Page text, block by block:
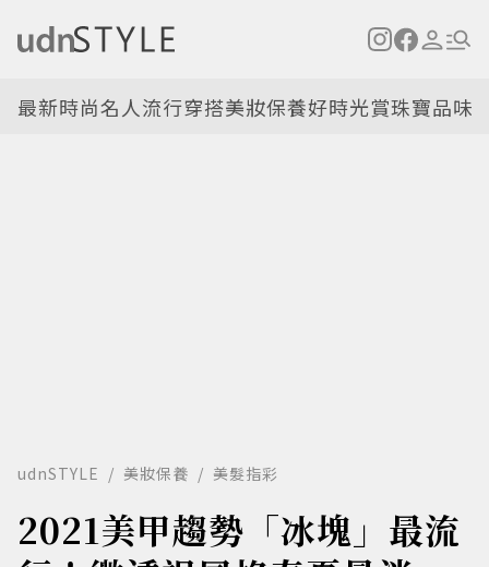
最新時尚名人流行穿搭美妝保養好時光賞珠寶品味
udnSTYLE 美妝保養 美髮指彩
2021美甲趨勢「冰塊」最流